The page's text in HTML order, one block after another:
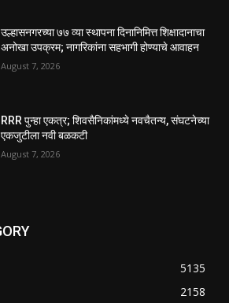
उल्हासनगरच्या ७७ व्या स्थापना दिनानिमित्त शिक्षादानाचा
अनोखा उपक्रम; नागरिकांना सहभागी होण्याचे आवाहन
August 7, 2026
RRR पुन्हा एकत्र; शिवसैनिकांमध्ये नवचैतन्य, संघटनेच्या
एकजुटीला नवी बळकटी
August 7, 2026
5135
2158